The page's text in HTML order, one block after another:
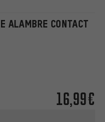
ALAMBRE CONTACT
16,99€